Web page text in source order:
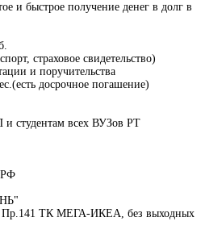
и быстрое получение денег в долг в
страховое свидетельство)
и поручительства
досрочное погашение)
студентам всех ВУЗов РТ
РФ
Пр.141 ТК МЕГА-ИКЕА, без выходных